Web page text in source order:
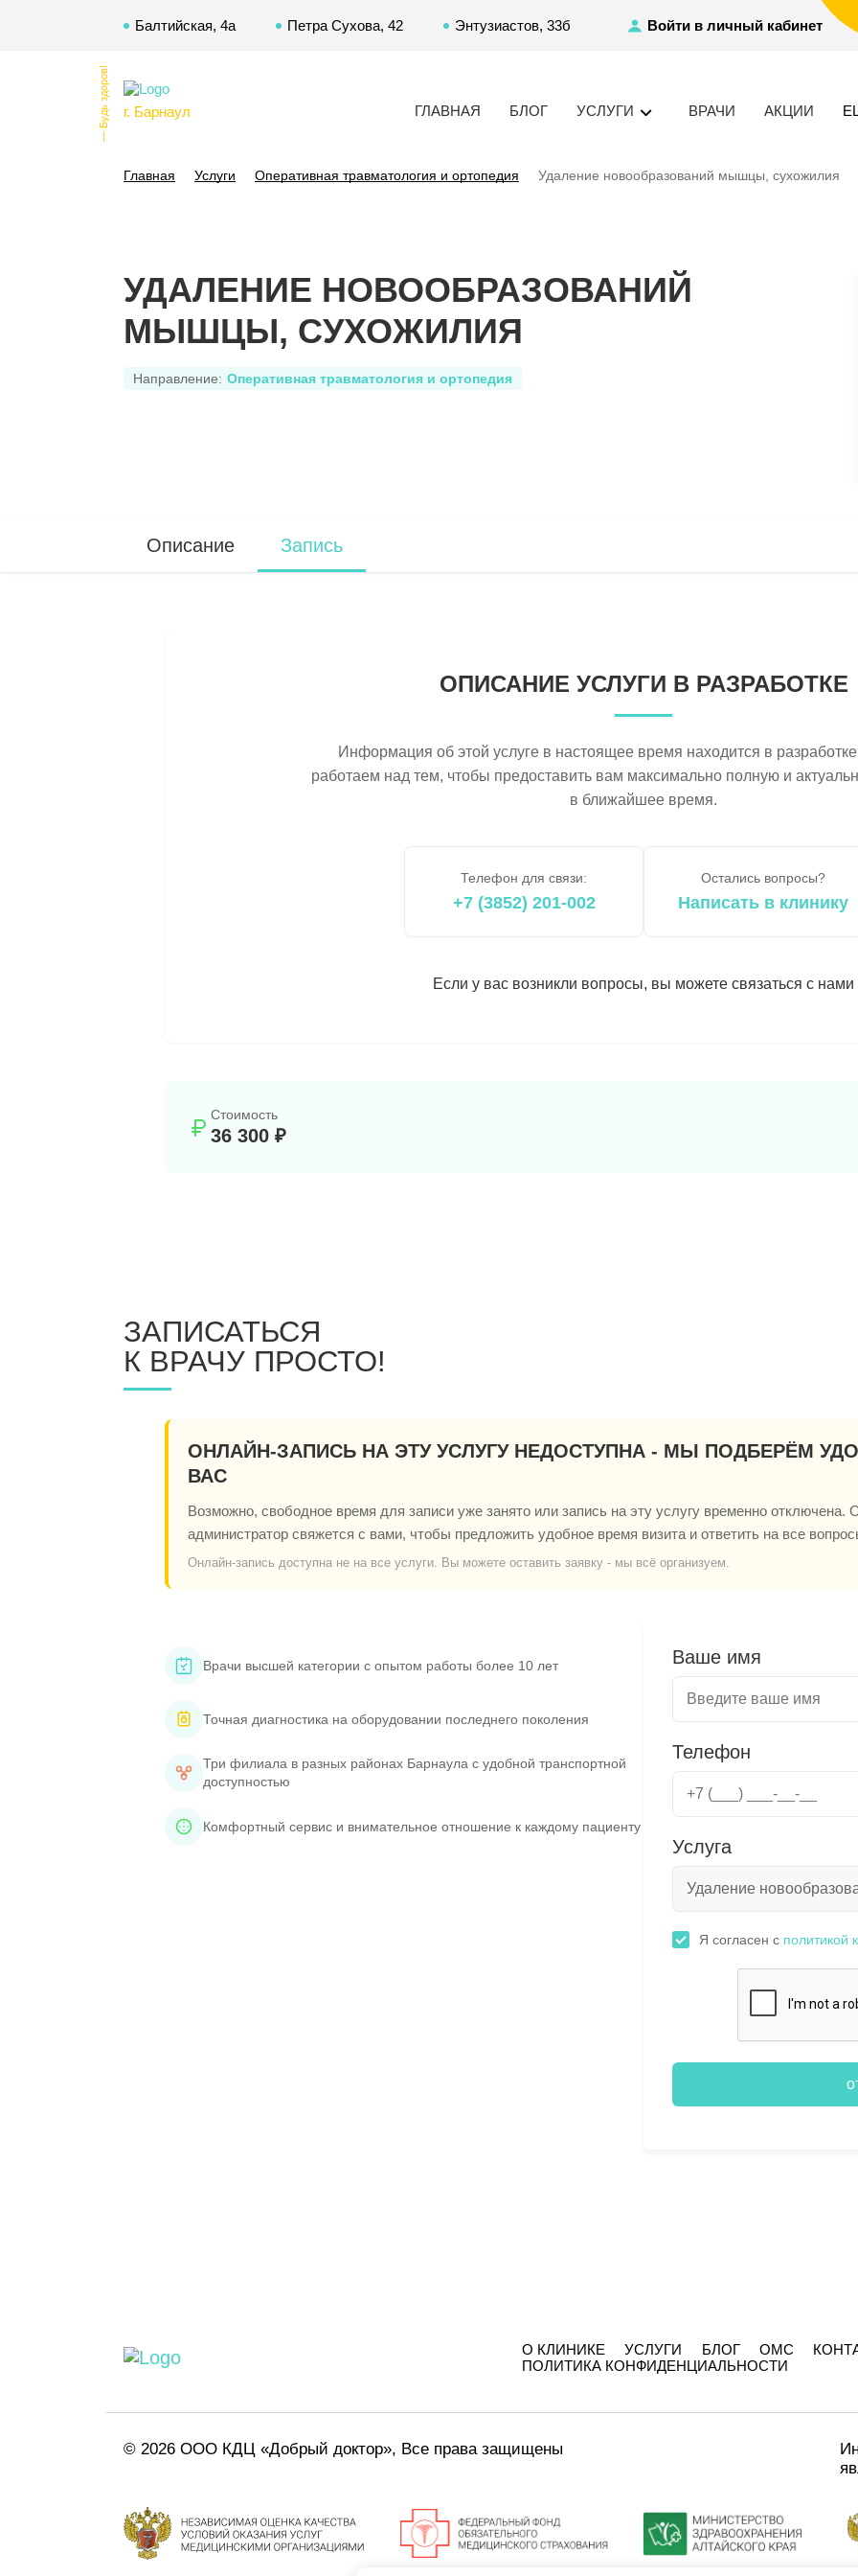
— Будь здоров! г. Барнаул ГЛАВНАЯ БЛОГ УСЛУГИ ВРАЧИ АКЦИИ
Балтийская, 4а Петра Сухова, 42 Энтузиастов, 33б Войти в личный кабинет
Главная Услуги Оперативная травматология и ортопедия Удаление новообразований мышцы, сухожилия
УДАЛЕНИЕ НОВООБРАЗОВАНИЙ
МЫШЦЫ, СУХОЖИЛИЯ
Направление: Оперативная травматология и ортопедия
Описание Запись
ОПИСАНИЕ УСЛУГИ В РАЗРАБОТКЕ
Информация об этой услуге в настоящее время находится в
работаем над тем, чтобы предоставить вам максимально полную и
в ближайшее время.
Телефон для связи:
+7 (3852) 201-002
Остались вопросы?
Написать в клинику
Если у вас возникли вопросы, вы можете связаться с нами
Стоимость
36 300 ₽
ЗАПИСАТЬСЯ
К ВРАЧУ ПРОСТО!
ОНЛАЙН-ЗАПИСЬ НА ЭТУ УСЛУГУ НЕДОСТУПНА - МЫ ПОДБЕРЁМ
ВАС
Возможно, свободное время для записи уже занято или запись на эту услугу временно отключена.
администратор свяжется с вами, чтобы предложить удобное время визита и ответить на все
Онлайн-запись доступна не на все услуги. Вы можете оставить заявку - мы всё организуем.
Врачи высшей категории с опытом работы более 10 лет
Точная диагностика на оборудовании последнего поколения
Три филиала в разных районах Барнаула с удобной транспортной
доступностью
Комфортный сервис и внимательное отношение к каждому пациенту
Ваше имя
Телефон
Услуга
Я согласен с политикой
О КЛИНИКЕ УСЛУГИ БЛОГ ОМС
ПОЛИТИКА КОНФИДЕНЦИАЛЬНОСТИ
© 2026 ООО КДЦ «Добрый доктор», Все права защищены